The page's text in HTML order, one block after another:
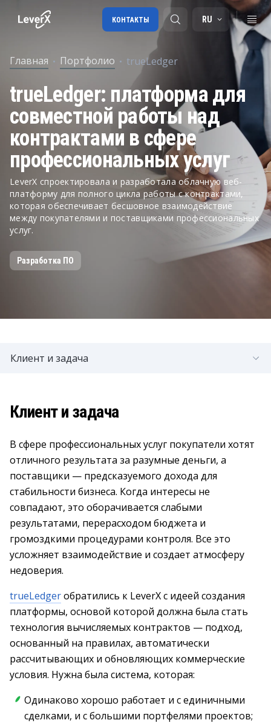
Внедрение SAP
Лицензии SAP
SAP BTP
SAP Transportation Management
SAP SuccessFactors
RU
КОНТАКТЫ
Главная Портфолио trueLedger
trueLedger: платформа для
совместной работы над
контрактами в сфере
профессиональных услуг
LeverX спроектировала и разработала облачную веб-
платформу для полного цикла работы с контрактами,
которая обеспечивает бесшовное взаимодействие
между покупателями и поставщиками профессиональных
услуг.
Разработка ПО
Клиент и задача
Клиент и задача
В сфере профессиональных услуг покупатели хотят
отличного результата за разумные деньги, а
поставщики — предсказуемого дохода для
стабильности бизнеса. Когда интересы не
совпадают, это оборачивается слабыми
результатами, перерасходом бюджета и
громоздкими процедурами контроля. Все это
усложняет взаимодействие и создает атмосферу
недоверия.
trueLedgerобратились к LeverX с идеей создания
платформы, основой которой должна была стать
технология вычисляемых контрактов — подход,
основанный на правилах, автоматически
рассчитывающих и обновляющих коммерческие
условия. Нужна была система, которая:
Одинаково хорошо работает и с единичными
сделками, и с большими портфелями проектов;